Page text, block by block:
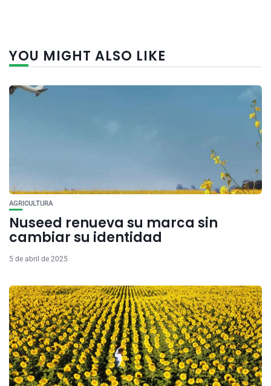
YOU MIGHT ALSO LIKE
AGRICULTURA
Nuseed renueva su marca sin
cambiar su identidad
5 de abril de 2025